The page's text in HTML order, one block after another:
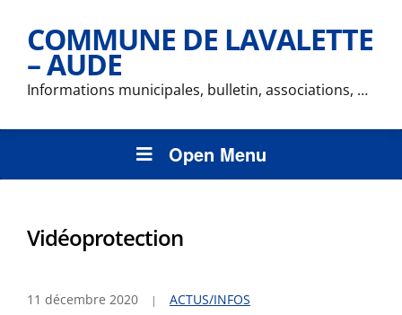
COMMUNE DE LAVALETTE
– AUDE
Informations municipales, bulletin, associations, …
Open Menu
Vidéoprotection
11 décembre 2020 ACTUS/INFOS